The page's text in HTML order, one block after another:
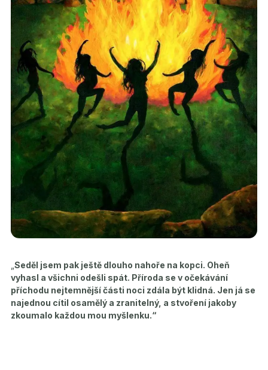
Seděl jsem pak ještě dlouho nahoře na kopci. Oheň
vyhasl a všichni odešli spát. Příroda se v očekávání
příchodu nejtemnější části noci zdála být klidná. Jen já se
najednou cítil osamělý a zranitelný, a stvoření jakoby
zkoumalo každou mou myšlenku.“